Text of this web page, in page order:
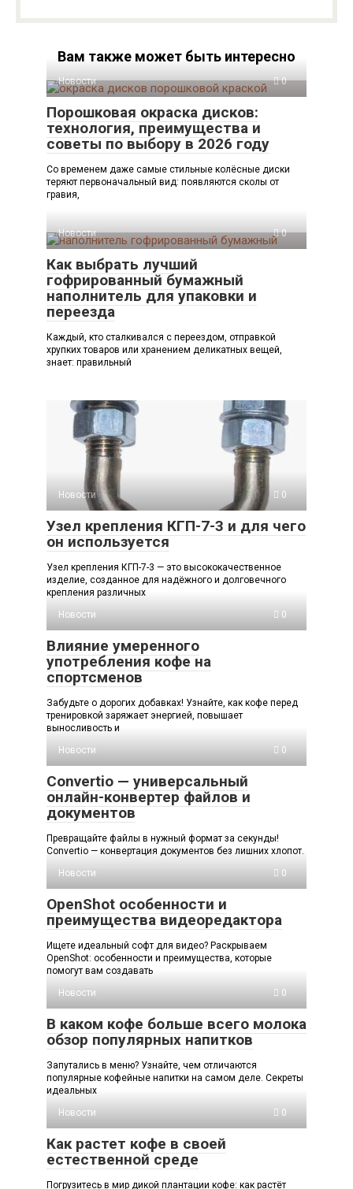
Вам также может быть интересно
Новости 0
Порошковая окраска дисков:
технология, преимущества и
советы по выбору в 2026 году
Со временем даже самые стильные колёсные диски
теряют первоначальный вид: появляются сколы от
гравия,
Новости 0
Как выбрать лучший
гофрированный бумажный
наполнитель для упаковки и
переезда
Каждый, кто сталкивался с переездом, отправкой
хрупких товаров или хранением деликатных вещей,
знает: правильный
Новости 0
Узел крепления КГП-7-3 и для чего
он используется
Узел крепления КГП-7-3 — это высококачественное
изделие, созданное для надёжного и долговечного
крепления различных
Новости
0
Влияние умеренного
употребления кофе на
спортсменов
Забудьте о дорогих добавках! Узнайте, как кофе перед
тренировкой заряжает энергией, повышает
выносливость и
Новости
0
Convertio — универсальный
онлайн-конвертер файлов и
документов
Превращайте файлы в нужный формат за секунды!
Convertio — конвертация документов без лишних хлопот.
Новости
0
OpenShot особенности и
преимущества видеоредактора
Ищете идеальный софт для видео? Раскрываем
OpenShot: особенности и преимущества, которые
помогут вам создавать
Новости
0
В каком кофе больше всего молока
обзор популярных напитков
Запутались в меню? Узнайте, чем отличаются
популярные кофейные напитки на самом деле. Секреты
идеальных
Новости
0
Как растет кофе в своей
естественной среде
Погрузитесь в мир дикой плантации кофе: как растёт